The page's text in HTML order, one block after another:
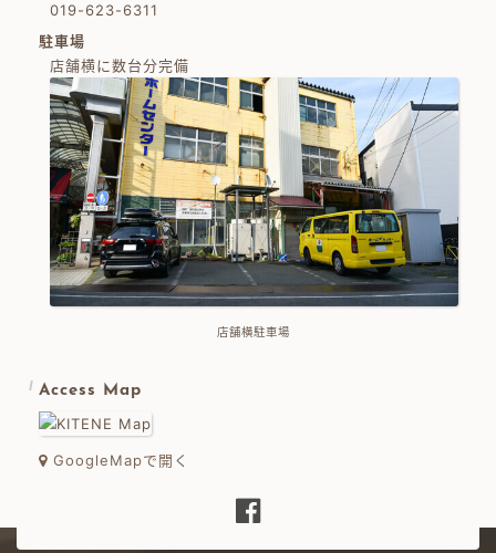
019-623-6311
駐車場
店舗横に数台分完備
店舗横駐車場
Access Map
GoogleMapで開く